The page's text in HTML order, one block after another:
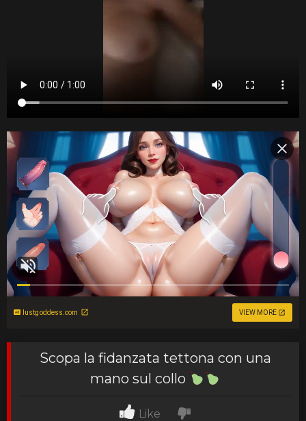
lustgoddess.com VIEW MORE
Scopa la fidanzata tettona con una
mano sul collo
Like